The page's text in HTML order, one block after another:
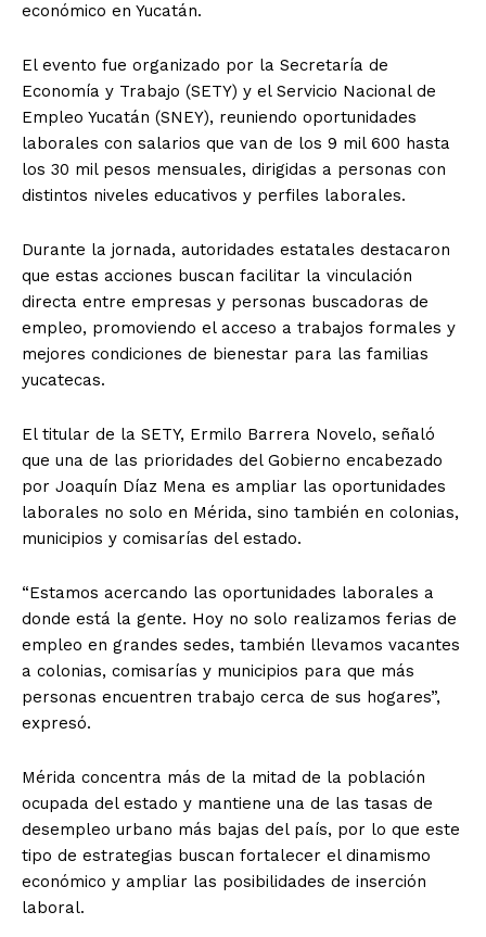
económico en Yucatán.
El evento fue organizado por la Secretaría de
Economía y Trabajo (SETY) y el Servicio Nacional de
Empleo Yucatán (SNEY), reuniendo oportunidades
laborales con salarios que van de los 9 mil 600 hasta
los 30 mil pesos mensuales, dirigidas a personas con
distintos niveles educativos y perfiles laborales.
Durante la jornada, autoridades estatales destacaron
que estas acciones buscan facilitar la vinculación
directa entre empresas y personas buscadoras de
empleo, promoviendo el acceso a trabajos formales y
mejores condiciones de bienestar para las familias
yucatecas.
El titular de la SETY, Ermilo Barrera Novelo, señaló
que una de las prioridades del Gobierno encabezado
por Joaquín Díaz Mena es ampliar las oportunidades
laborales no solo en Mérida, sino también en colonias,
municipios y comisarías del estado.
“Estamos acercando las oportunidades laborales a
donde está la gente. Hoy no solo realizamos ferias de
empleo en grandes sedes, también llevamos vacantes
a colonias, comisarías y municipios para que más
personas encuentren trabajo cerca de sus hogares”,
expresó.
Mérida concentra más de la mitad de la población
ocupada del estado y mantiene una de las tasas de
desempleo urbano más bajas del país, por lo que este
tipo de estrategias buscan fortalecer el dinamismo
económico y ampliar las posibilidades de inserción
laboral.